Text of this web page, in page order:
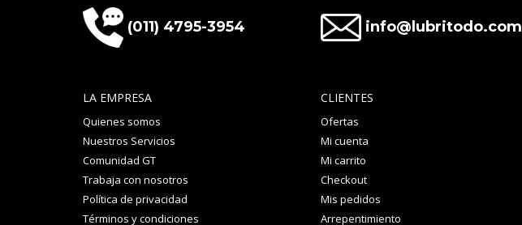
(011) 4795-3954 info@lubritodo.com
LA EMPRESA
Quienes somos
Nuestros Servicios
Comunidad GT
Trabaja con nosotros
Política de privacidad
Términos y condiciones
CLIENTES
Ofertas
Mi cuenta
Mi carrito
Checkout
Mis pedidos
Arrepentimiento